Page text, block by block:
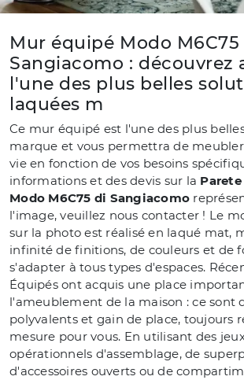
Mur équipé Modo M6C75
Sangiacomo : découvrez
l'une des plus belles
laquées m
Ce mur équipé est l'une des plus
marque et vous permettra de
vie en fonction de vos besoins
informations et des devis sur la
Modo M6C75 di Sangiacomo
l'image, veuillez nous contacter ! Le
sur la photo est réalisé en laqué mat,
infinité de finitions, de couleurs et de
s'adapter à tous types d'espaces.
Équipés ont acquis une place
l'ameublement de la maison : ce sont
polyvalents et gain de place, toujours
mesure pour vous. En utilisant des
opérationnels d'assemblage, de
d'accessoires ouverts ou de